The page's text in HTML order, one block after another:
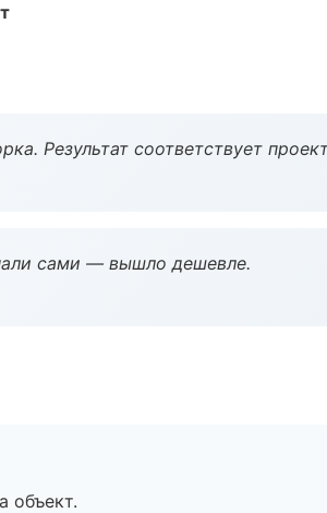
Результат соответствует
сами — вышло дешевле.
объект.